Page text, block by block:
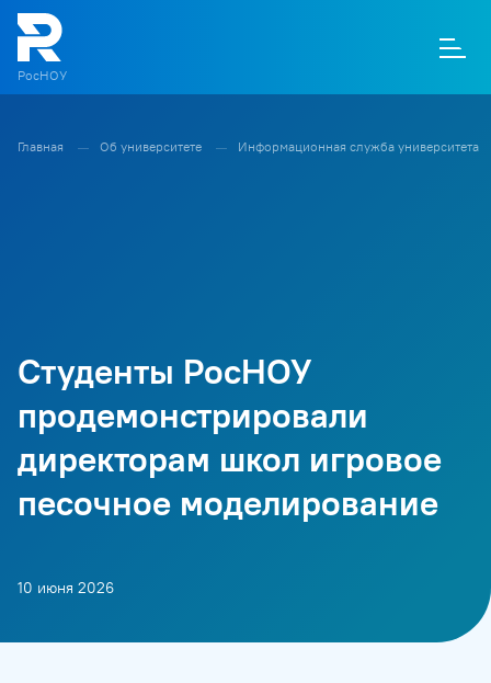
О П Д Т М К
РосНОУ
Главная Об университете Информационная служба университета
Студенты РосНОУ
продемонстрировали
директорам школ игровое
песочное моделирование
10 июня 2026